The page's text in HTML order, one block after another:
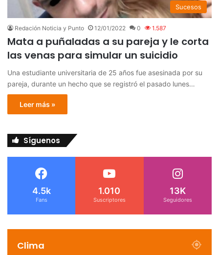
Sucesos
Redación Noticia y Punto 12/01/2022 0 1.587
Mata a puñaladas a su pareja y le corta
las venas para simular un suicidio
Una estudiante universitaria de 25 años fue asesinada por su
pareja, durante un hecho que se registró el pasado lunes…
Leer más »
Síguenos
4.5k
Fans
1.010
Suscriptores
13K
Seguidores
Clima